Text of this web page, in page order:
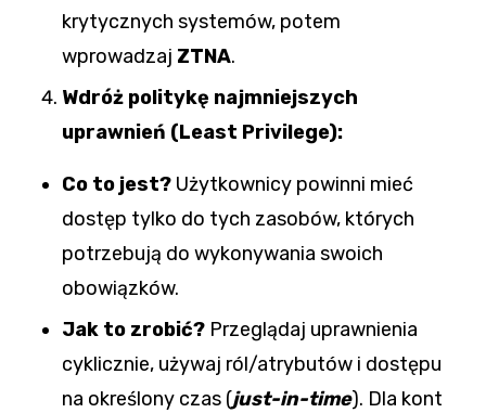
krytycznych systemów, potem
wprowadzaj ZTNA.
Wdróż politykę najmniejszych
uprawnień (Least Privilege):
Co to jest? Użytkownicy powinni mieć
dostęp tylko do tych zasobów, których
potrzebują do wykonywania swoich
obowiązków.
Jak to zrobić? Przeglądaj uprawnienia
cyklicznie, używaj ról/atrybutów i dostępu
na określony czas (just-in-time). Dla kont